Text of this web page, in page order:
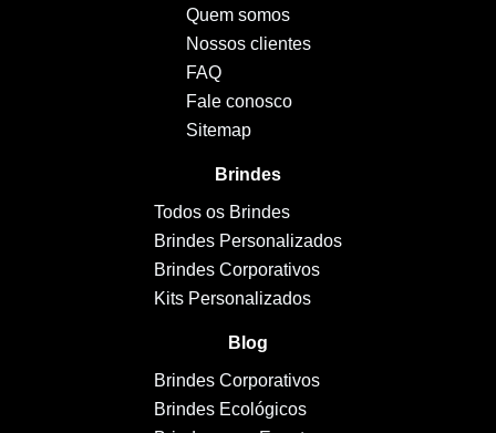
Quem somos
Nossos clientes
FAQ
Fale conosco
Sitemap
Brindes
Todos os Brindes
Brindes Personalizados
Brindes Corporativos
Kits Personalizados
Blog
Brindes Corporativos
Brindes Ecológicos